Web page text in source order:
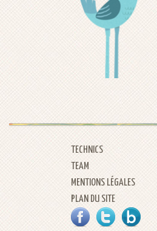
TECHNICS
TEAM
MENTIONS LÉGALES
PLAN DU SITE
FACEBOOKTWITTERNOTRE BLOG